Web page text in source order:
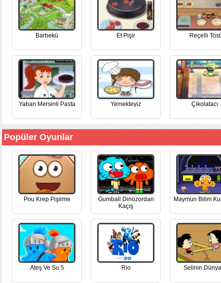
Barbekü Et Pişir Reçelli Tost
Yaban Mersinli Pasta Yemekteyiz Çikolatacı
Popüler Oyunlar
Pou Krep Pişirme
Gumball Dinozordan
Kaçış
Maymun Bilim
Ateş Ve Su 5 Rio Selinin